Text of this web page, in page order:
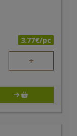
3.77€/pc
+